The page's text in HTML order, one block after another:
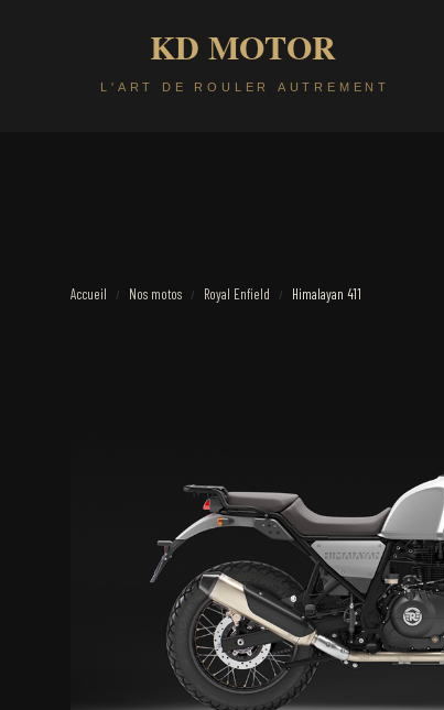
Accueil / Nos motos / Royal Enfield / Himalayan 411